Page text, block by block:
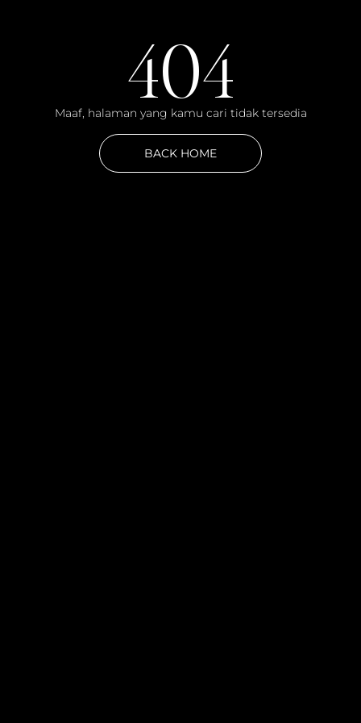
404
Maaf, halaman yang kamu cari tidak tersedia
BACK HOME